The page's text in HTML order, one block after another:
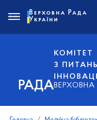
РАДА
КОМІТЕТ
З
ВЕРХОВНА
Верховна Рада
України